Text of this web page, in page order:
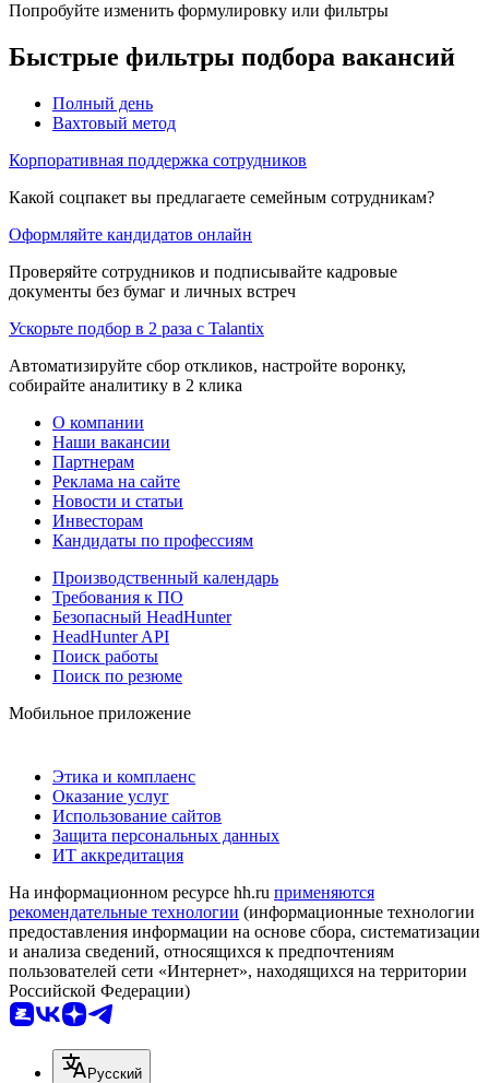
Попробуйте изменить формулировку или фильтры
Быстрые фильтры подбора вакансий
Полный день
Вахтовый метод
Корпоративная поддержка сотрудников
Какой соцпакет вы предлагаете семейным сотрудникам?
Оформляйте кандидатов онлайн
Проверяйте сотрудников и подписывайте кадровые
документы без бумаг и личных встреч
Ускорьте подбор в 2 раза с Talantix
Автоматизируйте сбор откликов, настройте воронку,
собирайте аналитику в 2 клика
О компании
Наши вакансии
Партнерам
Реклама на сайте
Новости и статьи
Инвесторам
Кандидаты по профессиям
Производственный календарь
Требования к ПО
Безопасный HeadHunter
HeadHunter API
Поиск работы
Поиск по резюме
Мобильное приложение
Этика и комплаенс
Оказание услуг
Использование сайтов
Защита персональных данных
ИТ аккредитация
На информационном ресурсе hh.ru применяются
рекомендательные технологии (информационные технологии
предоставления информации на основе сбора, систематизации
и анализа сведений, относящихся к предпочтениям
пользователей сети «Интернет», находящихся на территории
Российской Федерации)
Русский